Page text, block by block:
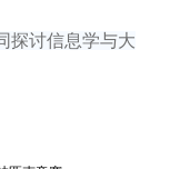
探讨信息学与大